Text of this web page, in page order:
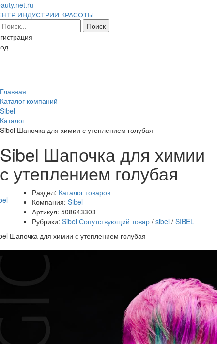
ИНДУСТРИИ КРАСОТЫ
Главная
Каталог компаний
Sibel
Каталог
Sibel Шапочка для химии с утеплением голубая
Sibel Шапочка для химии
с утеплением голубая
Раздел: Каталог товаров
Компания: Sibel
Артикул: 508643303
Рубрики: Sibel Сопутствующий товар / sibel / SIBEL
Шапочка для химии с утеплением голубая